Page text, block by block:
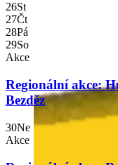
Poslechněte si,
fondů EU.
26St
27Čt
28Pá
29So
Akce
Regionální akce:
Bezděz
30Ne
Akce